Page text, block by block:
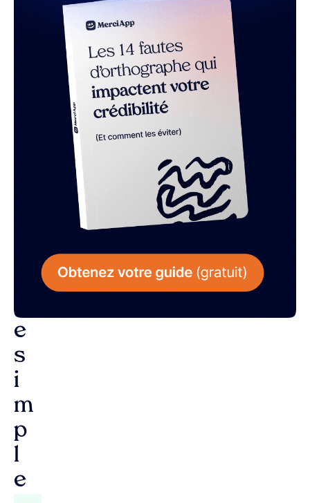
Table
des
matières
– appuyez sur le bouton pour sélectionner
s
e
s
i
m
p
l
e